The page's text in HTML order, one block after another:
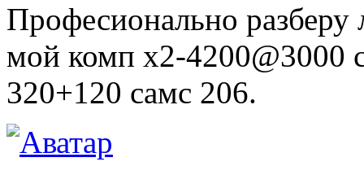
Професионально
мой комп х2-4200@3000
320+120 самс 206.